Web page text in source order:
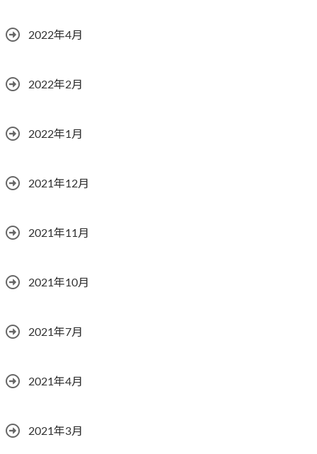
2022年4月
2022年2月
2022年1月
2021年12月
2021年11月
2021年10月
2021年7月
2021年4月
2021年3月